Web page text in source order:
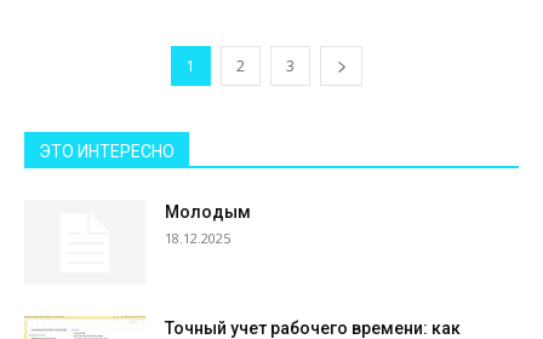
1 2 3
ЭТО ИНТЕРЕСНО
Молодым
18.12.2025
Точный учет рабочего времени: как